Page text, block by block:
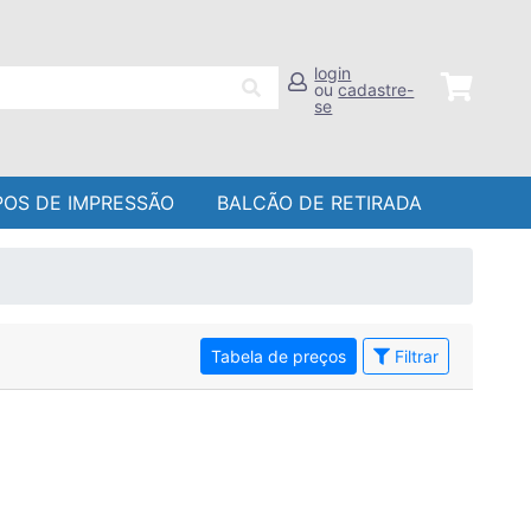
login
oucadastre-
se
DE IMPRESSÃO BALCÃO DE RETIRADA
Tabela de preços Filtrar